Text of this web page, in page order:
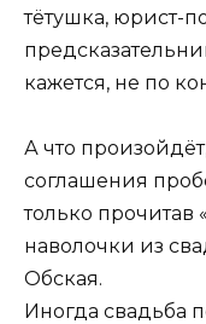
тётушка, юрист-
кажется, не по
А что
соглашения
только
наволочки из
Обская.
Иногда свадьба